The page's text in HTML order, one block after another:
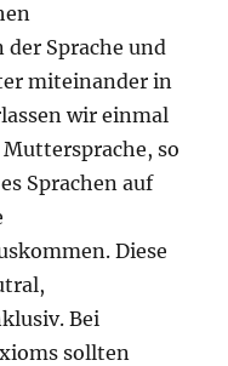
Sprache und
miteinander in
wir einmal
so
Sprachen auf
Diese
Bei
sollten